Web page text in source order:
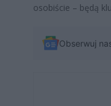
osobiście – będą
Obserwuj